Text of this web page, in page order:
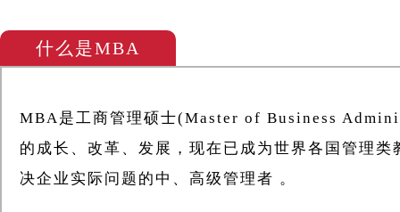
什么是MBA
MBA是工商管理硕士(Master of Business
的成长、改革、发展，现在已成为世界各国管理
决企业实际问题的中、高级管理者 。